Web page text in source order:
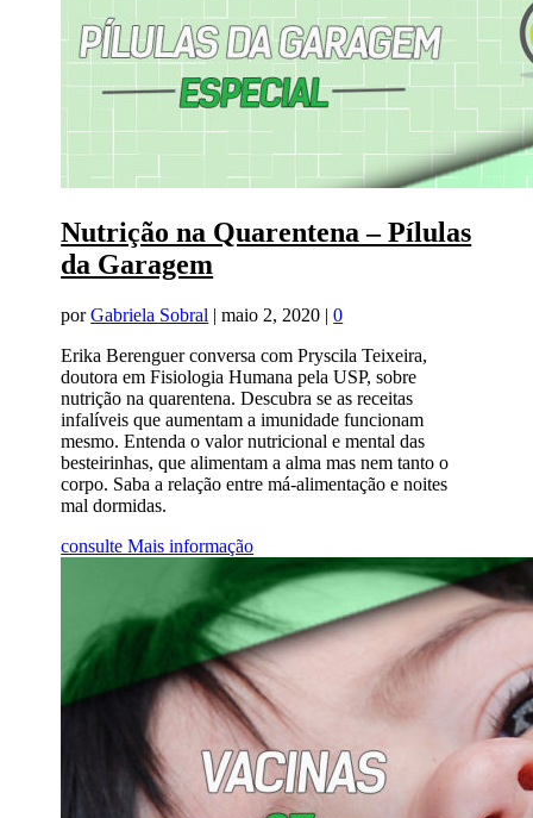
Nutrição na Quarentena – Pílulas
da Garagem
porGabriela Sobral |maio 2, 2020 |0
Erika Berenguer conversa com Pryscila Teixeira,
doutora em Fisiologia Humana pela USP, sobre
nutrição na quarentena. Descubra se as receitas
infalíveis que aumentam a imunidade funcionam
mesmo. Entenda o valor nutricional e mental das
besteirinhas, que alimentam a alma mas nem tanto o
corpo. Saba a relação entre má-alimentação e noites
mal dormidas.
consulte Mais informação